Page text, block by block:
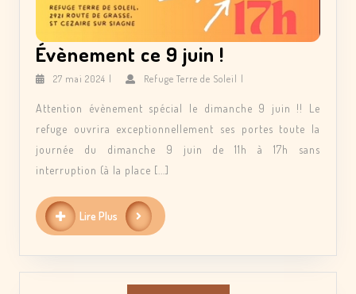
Évènement ce 9 juin !
ce
9
juin
27 mai 2024 27
2024
| Refuge Terre de Soleil Refuge
de
|
Attention évènement spécial le dimanche 9 juin !! Le
refuge ouvrira exceptionnellement ses portes toute la
journée du dimanche 9 juin de 11h à 17h sans
interruption (à la place [...]
Lire Plus
Lire
Plus